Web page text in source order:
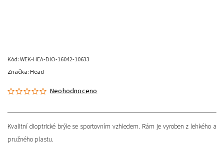
Kód:WEK-HEA-DIO-16042-10633
Neohodnoceno
Kvalitní dioptrické brýle se sportovním vzhledem. Rám je vyroben z lehkého a
pružného plastu.
Značka: Head